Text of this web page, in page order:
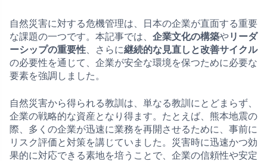
自然災害に対する危機管理は、日本の企業が直面する重要
な課題の一つです。本記事では、 企業文化の構築やリーダ
ーシップの重要性、さらに継続的な見直しと改善サイクル
の必要性を通じて、企業が安全な環境を保つために必要な
要素を強調しました。
自然災害から得られる教訓は、単なる教訓にとどまらず、
企業の戦略的な資産となり得ます。たとえば、熊本地震の
際、多くの企業が迅速に業務を再開させるために、事前に
リスク評価と対策を講じていました。災害時に迅速かつ効
果的に対応できる素地を培うことで、企業の信頼性や安定